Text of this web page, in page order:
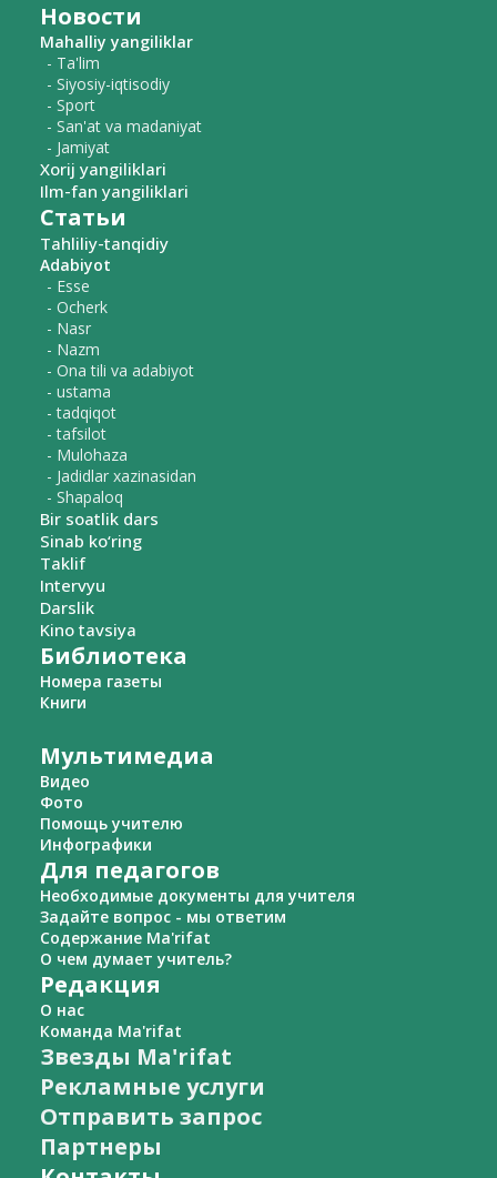
Новости
Mahalliy yangiliklar
- Ta'lim
- Siyosiy-iqtisodiy
- Sport
- San'at va madaniyat
- Jamiyat
Xorij yangiliklari
Ilm-fan yangiliklari
Статьи
Tahliliy-tanqidiy
Adabiyot
- Esse
- Ocherk
- Nasr
- Nazm
- Ona tili va adabiyot
- ustama
- tadqiqot
- tafsilot
- Mulohaza
- Jadidlar xazinasidan
- Shapaloq
Bir soatlik dars
Sinab ko‘ring
Taklif
Intervyu
Darslik
Kino tavsiya
Библиотека
Номера газеты
Книги
Мультимедиа
Видео
Фото
Помощь учителю
Инфографики
Для педагогов
Необходимые документы для учителя
Задайте вопрос - мы ответим
Содержание Ma'rifat
О чем думает учитель?
Редакция
О нас
Команда Ma'rifat
Звезды Ma'rifat
Рекламные услуги
Отправить запрос
Партнеры